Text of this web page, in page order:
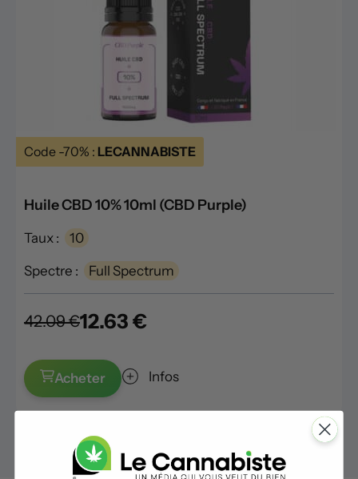
Code -70% : LECANNABISTE
Huile CBD 10% 10ml (CBD Purple)
Taux : 10
Spectre : Full Spectrum
42.09 €12.63 €
Acheter Infos